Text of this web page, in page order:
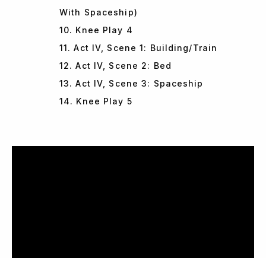
With Spaceship)
10. Knee Play 4
11. Act IV, Scene 1: Building/Train
12. Act IV, Scene 2: Bed
13. Act IV, Scene 3: Spaceship
14. Knee Play 5